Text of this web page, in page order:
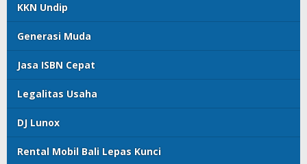
KKN Undip
Generasi Muda
Jasa ISBN Cepat
Legalitas Usaha
DJ Lunox
Rental Mobil Bali Lepas Kunci